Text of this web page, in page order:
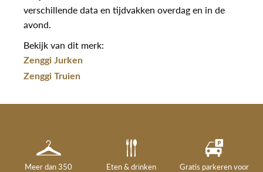
verschillende data en tijdvakken overdag en in de
avond.
Bekijk van dit merk:
Zenggi Jurken
Zenggi Truien
Meer dan 350
Eten & drinken
Gratis parkeren voor